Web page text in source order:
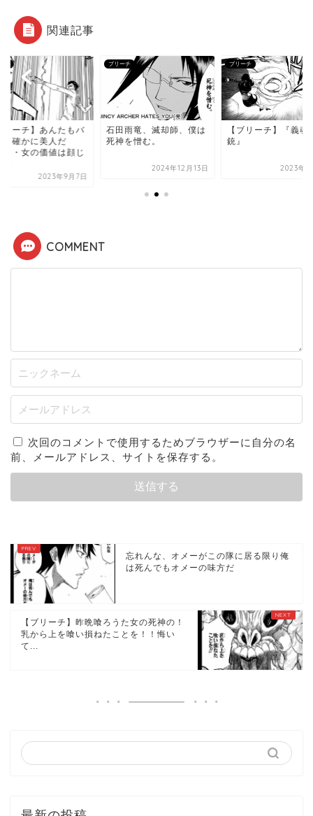
関連記事
リーチ】あんたもバ
も確かに美人だ
・・女の価値は顔じ
...
2023年9月7日
ブリーチ
石田雨竜、滅却師、僕は
死神を憎む。
2024年12月13日
ブリーチ
【ブリーチ】『義魂
銃』
2023年9
COMMENT
次回のコメントで使用するためブラウザーに自分の名
前、メールアドレス、サイトを保存する。
忘れんな、オメーがこの隊に居る限り俺
は死んでもオメーの味方だ
【ブリーチ】昨晩喰ろうた女の死神の！
乳から上を喰い損ねたことを！！悔い
て...